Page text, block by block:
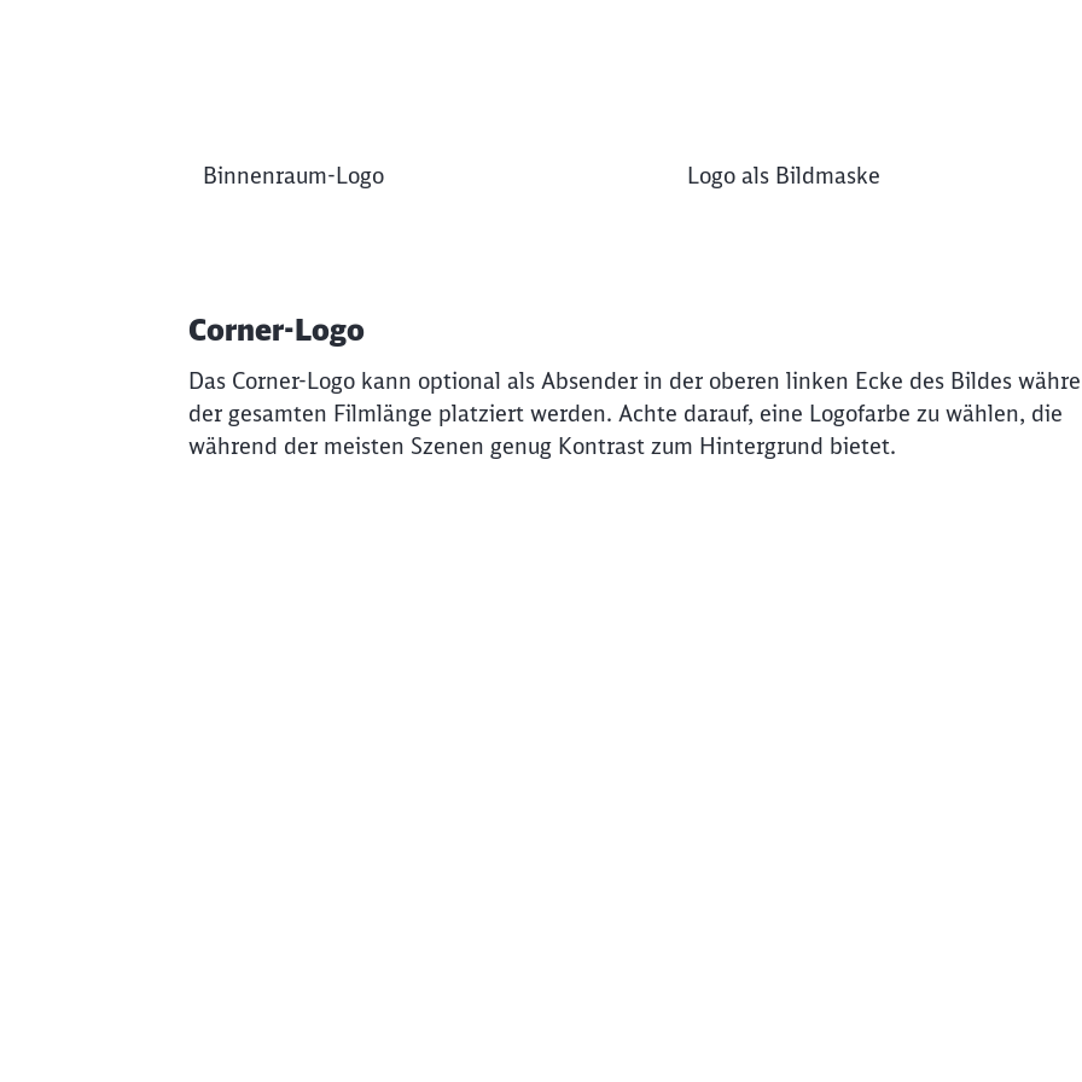
Ende des oberhalb befindlichen Videos
Binnenraum-Logo Ende des oberhalb befindlichen Videos
Logo als Bildmaske
Corner-Logo
Das Corner-Logo kann optional als Absender in der oberen linken Ecke des Bildes
der gesamten Filmlänge platziert werden. Achte darauf, eine Logofarbe zu wählen, die
während der meisten Szenen genug Kontrast zum Hintergrund bietet.